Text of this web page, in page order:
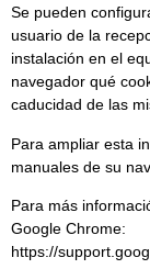
Se pueden
usuario de la
instalación en el
navegador qué
caducidad de las
Para ampliar esta
manuales de su
Para más
Google Chrome:
https://